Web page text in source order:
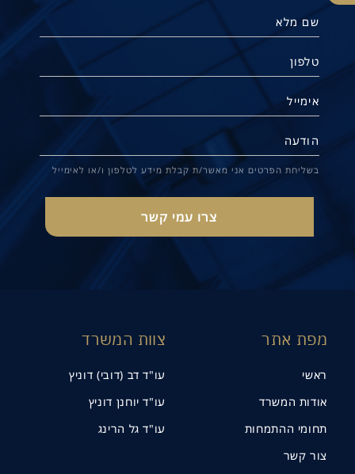
קשר
בשליחת הפרטים אני מאשר/ת קבלת מידע לטלפון ו/או לאימייל
מפת אתר
ראשי
אודות המשרד
תחומי ההתמחות
צור קשר
צוות המשרד
עו"ד דב (דובי) דוניץ
עו"ד יוחנן דוניץ
עו"ד גל הרינג